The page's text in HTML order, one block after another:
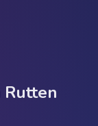
Rutten